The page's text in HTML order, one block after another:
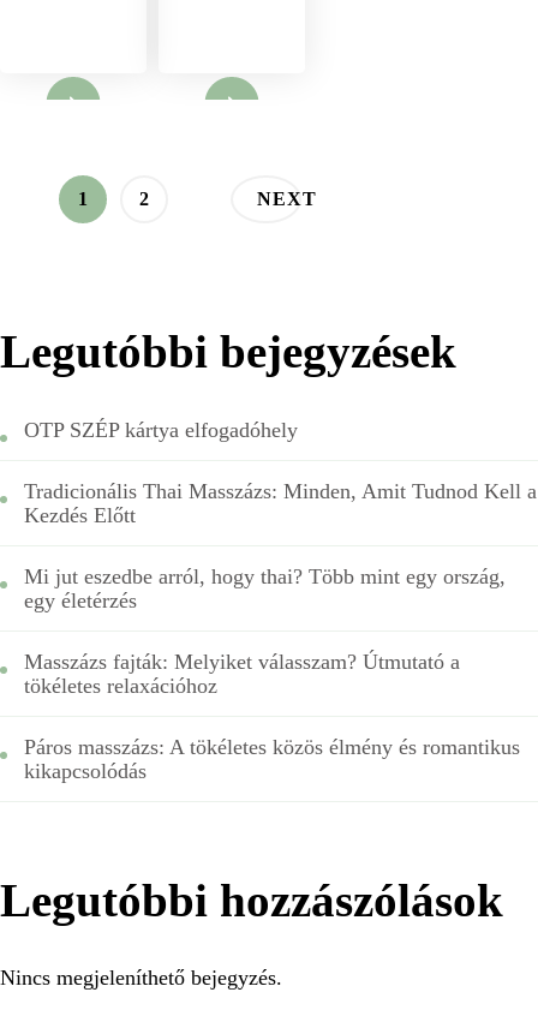
Bejegyzések
PAGE
1 PAGE
2 NEXT
Legutóbbi bejegyzések
OTP SZÉP kártya elfogadóhely
Tradicionális Thai Masszázs: Minden, Amit Tudnod Kell a
Kezdés Előtt
Mi jut eszedbe arról, hogy thai? Több mint egy ország,
egy életérzés
Masszázs fajták: Melyiket válasszam? Útmutató a
tökéletes relaxációhoz
Páros masszázs: A tökéletes közös élmény és romantikus
kikapcsolódás
Legutóbbi hozzászólások
Nincs megjeleníthető bejegyzés.